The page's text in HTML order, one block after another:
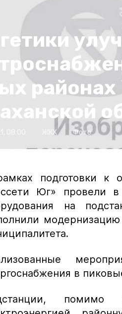
районах
ЖКХ Фото:
подготовки к
Юг» провели
на
модернизацию
в
помимо